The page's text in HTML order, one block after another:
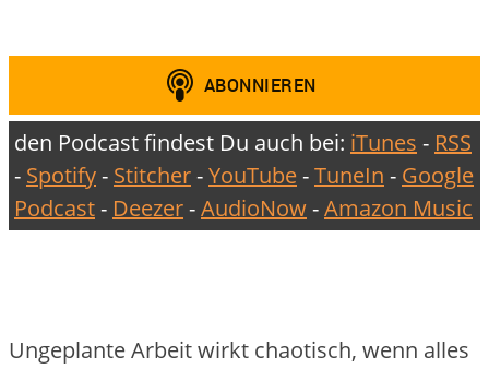
den Podcast findest Du auch bei: iTunes - RSS
- Spotify- Stitcher-YouTube-TuneIn - Google
Podcast- Deezer-AudioNow-Amazon Music
Ungeplante Arbeit wirkt chaotisch, wenn alles